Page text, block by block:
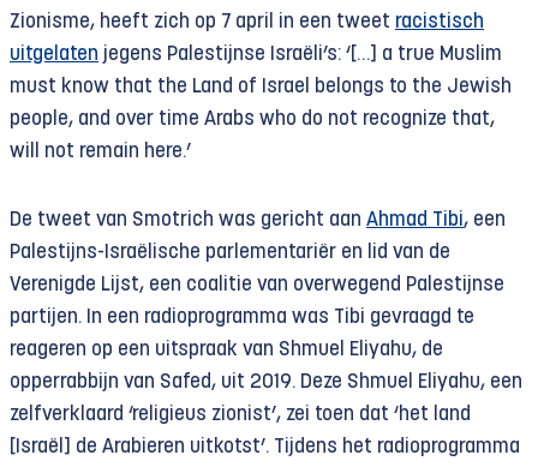
Zionisme, heeft zich op 7 april in een tweet racistisch
uitgelaten jegens Palestijnse Israëli’s: ‘[…] a true Muslim
must know that the Land of Israel belongs to the Jewish
people, and over time Arabs who do not recognize that,
will not remain here.’
De tweet van Smotrich was gericht aan Ahmad Tibi, een
Palestijns-Israëlische parlementariër en lid van de
Verenigde Lijst, een coalitie van overwegend Palestijnse
partijen. In een radioprogramma was Tibi gevraagd te
reageren op een uitspraak van Shmuel Eliyahu, de
opperrabbijn van Safed, uit 2019. Deze Shmuel Eliyahu, een
zelfverklaard ‘religieus zionist’, zei toen dat ‘het land
[Israël] de Arabieren uitkotst’. Tijdens het radioprogramma